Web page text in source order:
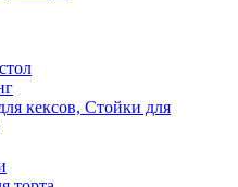
кексов, Стойки для